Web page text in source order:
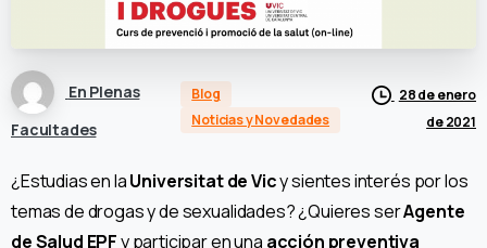
En Plenas
Facultades
Blog
Noticias y Novedades
28 de enero
de 2021
¿Estudias en laUniversitat de Vicy sientes interés por los
temas de drogas y de sexualidades? ¿Quieres serAgente
de Salud EPFy participar en una acción preventiva